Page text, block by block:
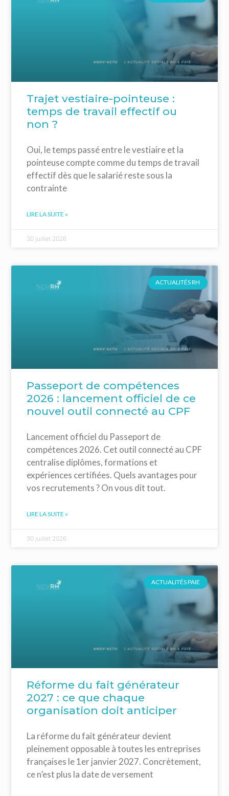
Trajet vestiaire-pointeuse :
temps de travail effectif ou
non ?
Oui, le temps passé entre le vestiaire et la
pointeuse compte comme du temps de travail
effectif dès que le salarié reste sous la
contrainte
LIRE LA SUITE »
30 juillet 2026
ACTUALITÉS RH
Passeport de compétences
2026 : lancement officiel de ce
nouvel outil connecté au CPF
Lancement officiel du Passeport de
compétences 2026. Cet outil connecté au CPF
centralise diplômes, formations et
expériences certifiées. Quels avantages pour
vos recrutements ? On vous dit tout.
LIRE LA SUITE »
30 juillet 2026
ACTUALITÉS PAIE
Réforme du fait générateur
2027 : ce que chaque
organisation doit anticiper
La réforme du fait générateur devient
pleinement opposable à toutes les entreprises
françaises le 1er janvier 2027. Concrètement,
ce n’est plus la date de versement